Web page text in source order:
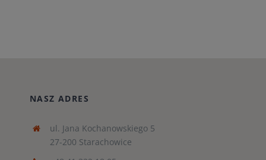
NASZ ADRES
ul. Jana Kochanowskiego 5
27-200 Starachowice